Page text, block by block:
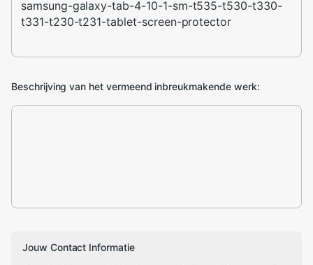
Beschrijving van het vermeend inbreukmakende werk:
Jouw Contact Informatie